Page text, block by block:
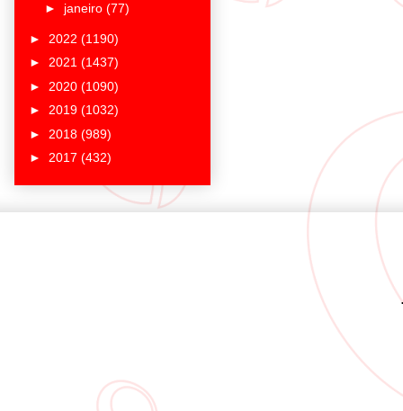
► janeiro (77)
► 2022 (1190)
► 2021 (1437)
► 2020 (1090)
► 2019 (1032)
► 2018 (989)
► 2017 (432)